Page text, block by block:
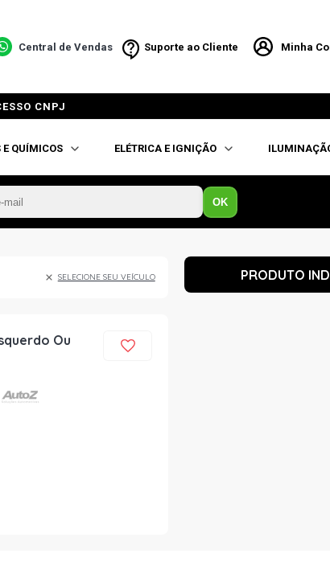
Central de Vendas Suporte ao Cliente Minha
CNPJ
E QUÍMICOS ELÉTRICA E IGNIÇÃO
OK
SELECIONE SEU VEÍCULO
Ou
PRODUTO